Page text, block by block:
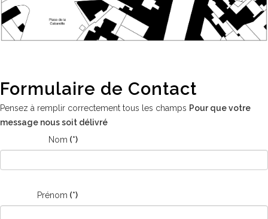
Formulaire de Contact
Pensez à remplir correctement tous les champs Pour que votre
message nous soit délivré
Nom (*)
Prénom (*)